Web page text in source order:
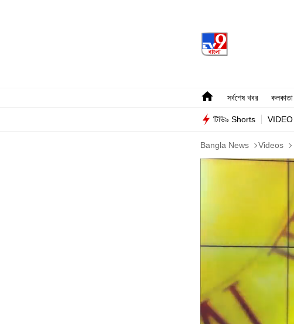
সর্বশেষ খবর কলকাতা
টিভি৯ Shorts VIDEO
Bangla News Videos